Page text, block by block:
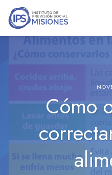
Saltar
contenido
Cómo